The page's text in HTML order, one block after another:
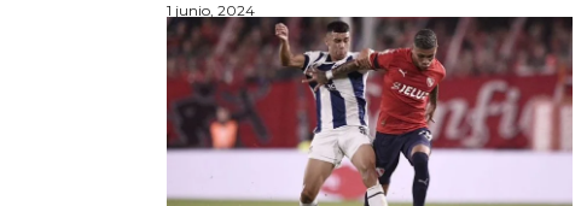
1 junio, 2024